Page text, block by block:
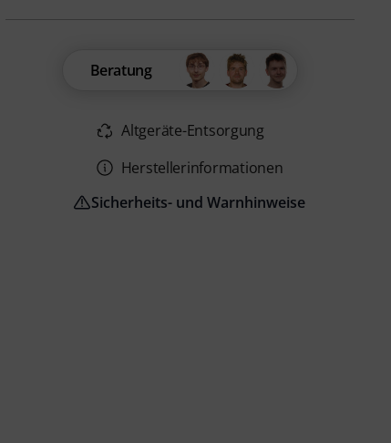
Beratung
Altgeräte-Entsorgung
Herstellerinformationen
Sicherheits- und Warnhinweise